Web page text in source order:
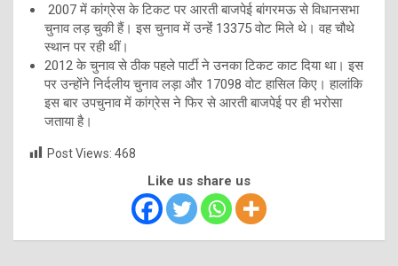
2007 में कांग्रेस के टिकट पर आरती बाजपेई बांगरमऊ से विधानसभा
चुनाव लड़ चुकी हैं। इस चुनाव में उन्हेंं 13375 वोट मिले थे। वह चौथे
स्थान पर रही थीं।
2012 के चुनाव से ठीक पहले पार्टी ने उनका टिकट काट दिया था। इस
पर उन्होंने निर्दलीय चुनाव लड़ा और 17098 वोट हासिल किए। हालांकि
इस बार उपचुनाव में कांग्रेस ने फिर से आरती बाजपेई पर ही भरोसा
जताया है।
Post Views: 468
Like us share us